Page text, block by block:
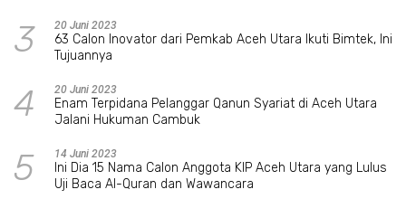
3 20 Juni 2023
63 Calon Inovator dari Pemkab Aceh Utara Ikuti Bimtek, Ini
Tujuannya
4 20 Juni 2023
Enam Terpidana Pelanggar Qanun Syariat di Aceh Utara
Jalani Hukuman Cambuk
5 14 Juni 2023
Ini Dia 15 Nama Calon Anggota KIP Aceh Utara yang Lulus
Uji Baca Al-Quran dan Wawancara